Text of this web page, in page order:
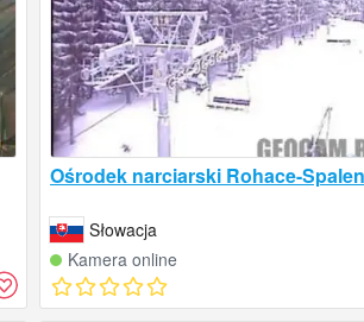
Ośrodek narciarski Rohace-
Słowacja
Kamera online